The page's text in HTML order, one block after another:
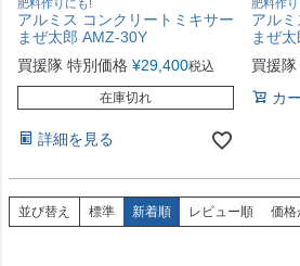
肥料作りにも!
アルミス コンクリートミキサー
まぜ太郎 AMZ-30Y
買援隊 特別価格 ¥29,400税込
在庫切れ
詳細を見る
肥料作
アル
まぜ
買援
カ
並び替え 標準 新着順 レビュー順 価格